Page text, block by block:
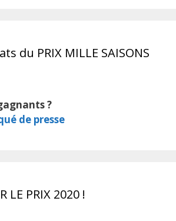
du PRIX MILLE SAISONS
?
de presse
LE PRIX 2020 !